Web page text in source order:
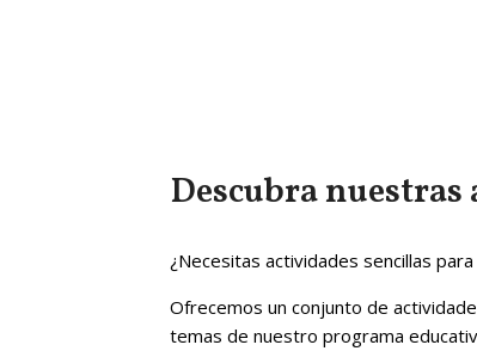
Descubra
¿Necesitas actividades sencillas
Ofrecemos un conjunto de
temas de nuestro programa